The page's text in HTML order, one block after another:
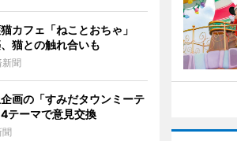
カフェ「ねことおちゃ」
猫との触れ合いも
聞
画の「すみだタウンミーテ
ーマで意見交換